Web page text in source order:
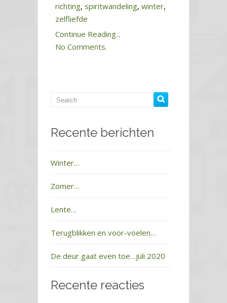
richting, spiritwandeling, winter,
zelfliefde
Continue Reading...
No Comments.
Recente berichten
Winter…
Zomer…
Lente…
Terugblikken en voor-voelen…
De deur gaat even toe…juli 2020
Recente reacties